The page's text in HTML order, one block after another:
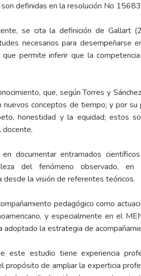
definidas en la resolución No
se cita la definición de Gallart
necesarios para
permite inferir que la
que, según Torres y
conceptos de tiempo; y por
honestidad y la equidad; estos
docente.
documentar entramados
del fenómeno observado,
desde la visión de referentes teóricos.
pedagógico como
y especialmente en el
la estrategia de
estudio tiene experiencia
de ampliar la experticia